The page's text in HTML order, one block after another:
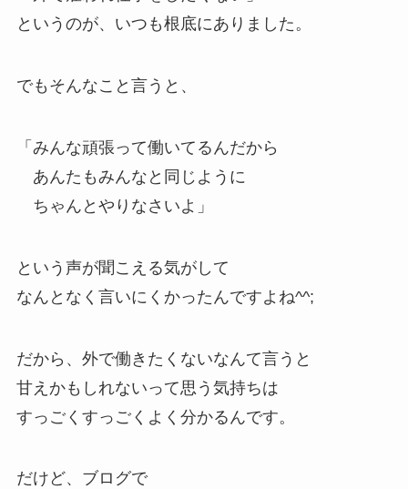
というのが、いつも根底にありました。
でもそんなこと言うと、
「みんな頑張って働いてるんだから
あんたもみんなと同じように
ちゃんとやりなさいよ」
という声が聞こえる気がして
なんとなく言いにくかったんですよね^^;
だから、外で働きたくないなんて言うと
甘えかもしれないって思う気持ちは
すっごくすっごくよく分かるんです。
だけど、ブログで